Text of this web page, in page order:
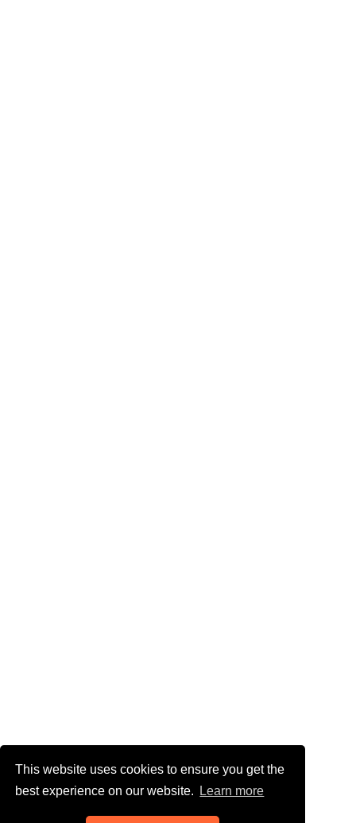
This website uses cookies to ensure you get the
best experience on our website.
Learn more